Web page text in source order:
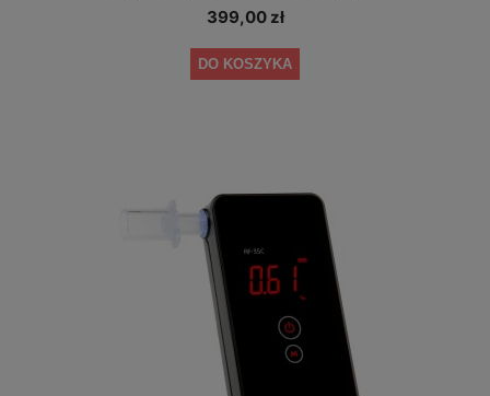
399,00 zł
DO KOSZYKA